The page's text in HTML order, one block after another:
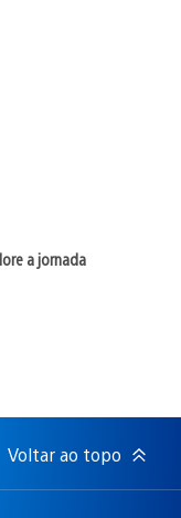
a jornada
Voltar ao topo